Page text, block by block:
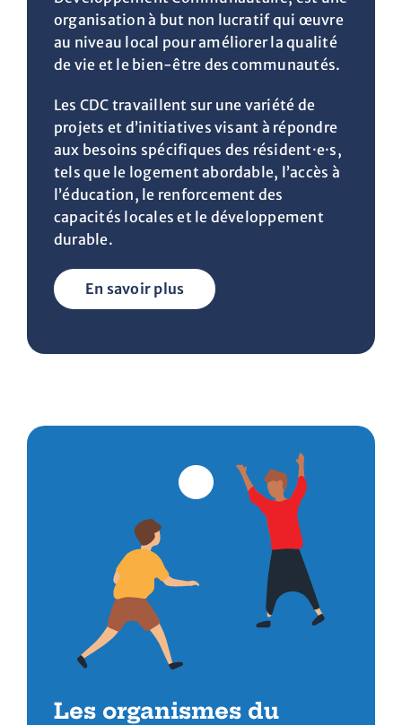
organisation à but non lucratif qui œuvre
au niveau local pour améliorer la qualité
de vie et le bien-être des communautés.
Les CDC travaillent sur une variété de
projets et d’initiatives visant à répondre
aux besoins spécifiques des résident·e·s,
tels que le logement abordable, l’accès à
l’éducation, le renforcement des
capacités locales et le développement
durable.
En savoir plus
Les organismes du